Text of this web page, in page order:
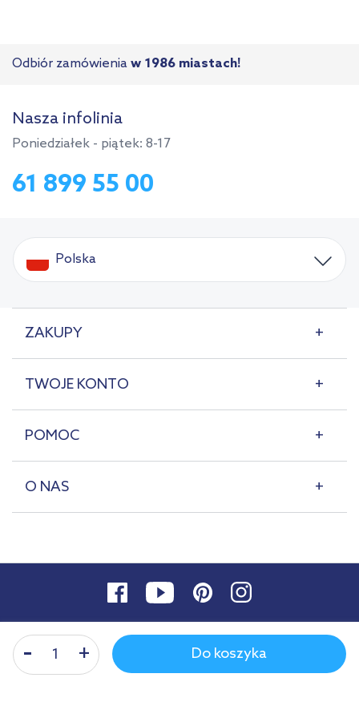
Do koszyka
Odbiór zamówienia w 1986 miastach!
Nasza infolinia
Poniedziałek - piątek: 8-17
61 899 55 00
Polska
ZAKUPY
TWOJE KONTO
POMOC
O NAS